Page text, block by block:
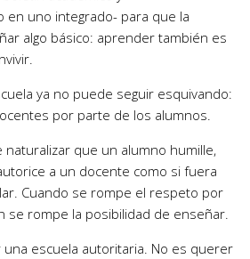
en uno integrado- para que la
algo básico: aprender también es
ya no puede seguir esquivando:
por parte de los alumnos.
naturalizar que un alumno humille,
a un docente como si fuera
Cuando se rompe el respeto por
se rompe la posibilidad de enseñar.
escuela autoritaria. No es querer